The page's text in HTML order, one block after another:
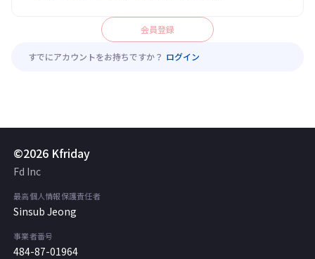
会員登録
すでにアカウントをお持ちですか？ ログイン
©2026 Kfriday
Fd Inc
最高個人情報保護責任者
Sinsub Jeong
事業者番号
484-87-01964